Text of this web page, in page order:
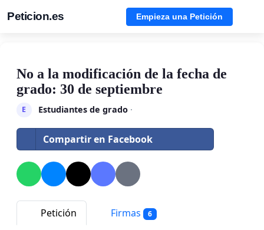
Peticion.es Empieza una Petición
No a la modificación de la fecha de
grado: 30 de septiembre
E Estudiantes de grado·
Compartir en Facebook
Petición Firmas 6